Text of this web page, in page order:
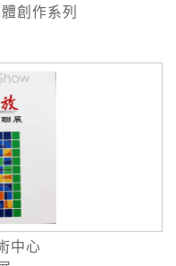
創作系列
中心